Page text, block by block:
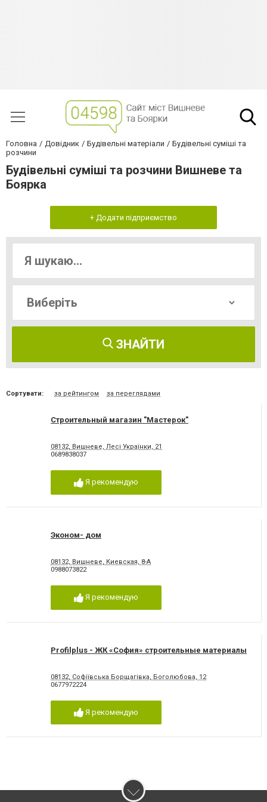
Головна Довідник Будівельні матеріали
Будівельні суміші та
розчини
Будівельні суміші та розчини Вишневе та
Боярка
+ Додати підприємство
ЗНАЙТИ
Сортувати: за рейтингом за переглядами
Строительный магазин "Мастерок"
08132, Вишневе, Лесі Українки, 21
0689838037
Я рекомендую
Эконом- дом
08132, Вишневе, Киевская, 8-А
0988073822
Я рекомендую
Profilplus - ЖК «София» строительные материалы
08132, Софіївська Борщагівка, Боголюбова, 12
0677972224
Я рекомендую